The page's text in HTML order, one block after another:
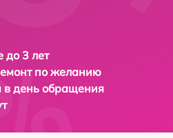
до 3 лет
по желанию
в день обращения